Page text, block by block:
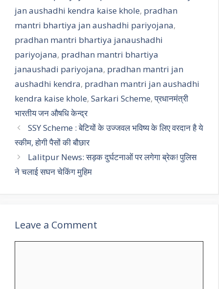
jan aushadhi kendra kaise khole, pradhan
mantri bhartiya jan aushadhi pariyojana,
pradhan mantri bhartiya janaushadhi
pariyojana, pradhan mantri bhartiya
janaushadi pariyojana, pradhan mantri jan
aushadhi kendra, pradhan mantri jan aushadhi
kendra kaise khole, Sarkari Scheme,प्रधानमंत्री
भारतीय जन औषधि केन्द्र
SSY Scheme : बेटियों के उज्जवल भविष्य के लिए वरदान है ये
स्कीम, होगी पैसों की बौछार
Lalitpur News: सड़क दुर्घटनाओं पर लगेगा ब्रेक! पुलिस
ने चलाई सघन चेकिंग मुहिम
Leave a Comment